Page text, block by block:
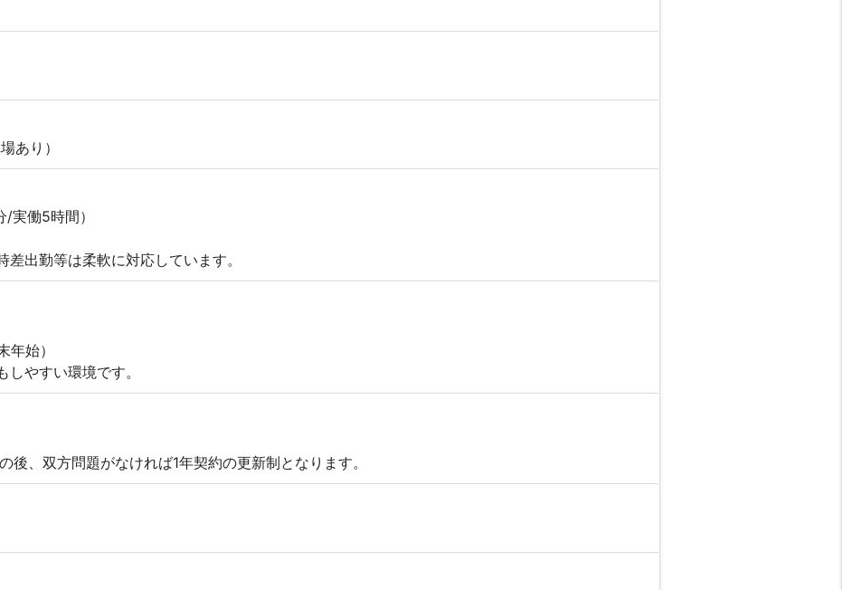
あり）
実働5時間）
出勤等は柔軟に対応しています。
始）
やすい環境です。
後、双方問題がなければ1年契約の更新制となります。